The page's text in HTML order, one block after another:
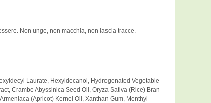
Non unge, non macchia, non lascia tracce.
Laurate, Hexyldecanol, Hydrogenated Vegetable
Crambe Abyssinica Seed Oil, Oryza Sativa (Rice) Bran
(Apricot) Kernel Oil, Xanthan Gum, Menthyl